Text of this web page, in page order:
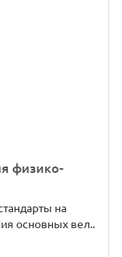
физико-
на
основных вел..